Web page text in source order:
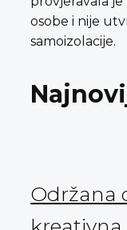
osobe i nije
samoizolacije.
Održana